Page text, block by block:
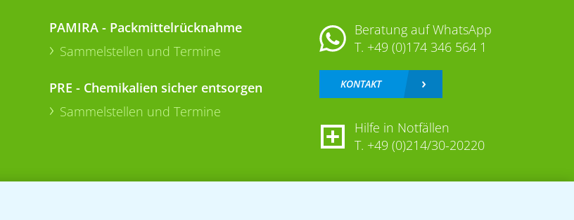
PAMIRA - Packmittelrücknahme
Sammelstellen und Termine
PRE - Chemikalien sicher entsorgen
Sammelstellen und Termine
Beratung auf WhatsApp
T. +49 (0)174 346 564 1
KONTAKT
Hilfe in Notfällen
T. +49 (0)214/30-20220